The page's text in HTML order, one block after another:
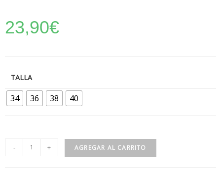
23,90€
TALLA
34 36 38 40
- + AGREGAR AL CARRITO